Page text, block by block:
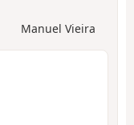
Manuel Vieira